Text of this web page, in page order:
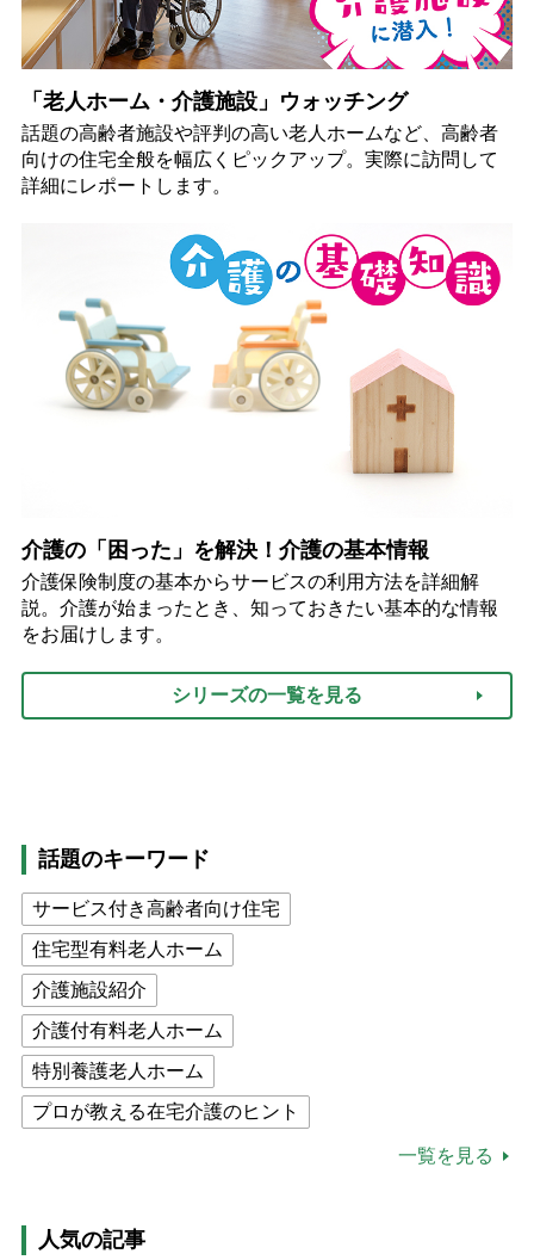
「老人ホーム・介護施設」ウォッチング
話題の高齢者施設や評判の高い老人ホームなど、高齢者
向けの住宅全般を幅広くピックアップ。実際に訪問して
詳細にレポートします。
介護の「困った」を解決！介護の基本情報
介護保険制度の基本からサービスの利用方法を詳細解
説。介護が始まったとき、知っておきたい基本的な情報
をお届けします。
シリーズの一覧を見る
話題のキーワード
サービス付き高齢者向け住宅
住宅型有料老人ホーム
介護施設紹介
介護付有料老人ホーム
特別養護老人ホーム
プロが教える在宅介護のヒント
猫が母になつきません
一覧を見る
人気の記事